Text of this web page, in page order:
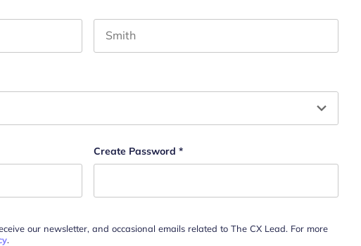
Create Password *
our newsletter, and occasional emails related to The CX Lead. For more
.